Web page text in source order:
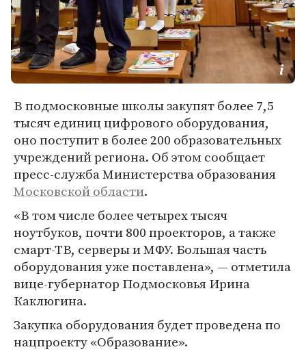
В подмосковные школы закупят более 7,5
тысяч единиц цифрового оборудования,
оно поступит в более 200 образовательных
учреждений региона. Об этом сообщает
пресс-служба Министерства образования
Московской области.
«В том числе более четырех тысяч
ноутбуков, почти 800 проекторов, а также
смарт-ТВ, серверы и МФУ. Большая часть
оборудования уже поставлена», — отметила
вице-губернатор Подмосковья Ирина
Каклюгина.
Закупка оборудования будет проведена по
нацпроекту «Образование».